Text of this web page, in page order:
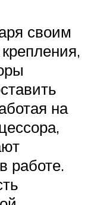
своим
на
работе.